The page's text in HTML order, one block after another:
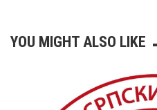
YOU MIGHT ALSO LIKE